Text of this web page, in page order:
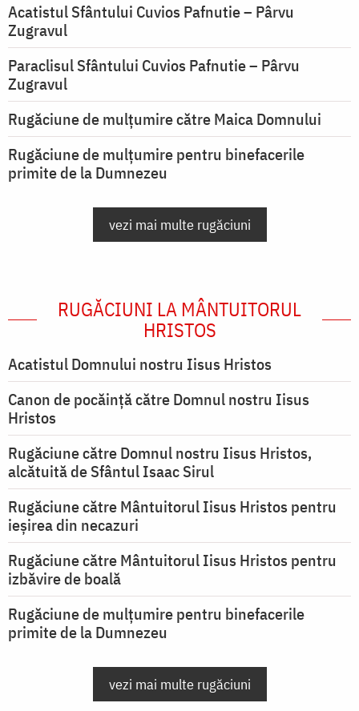
Acatistul Sfântului Cuvios Pafnutie – Pârvu
Zugravul
Paraclisul Sfântului Cuvios Pafnutie – Pârvu
Zugravul
Rugăciune de mulţumire către Maica Domnului
Rugăciune de mulțumire pentru binefacerile
primite de la Dumnezeu
vezi mai multe rugăciuni
RUGĂCIUNI LA MÂNTUITORUL
HRISTOS
Acatistul Domnului nostru Iisus Hristos
Canon de pocăință către Domnul nostru Iisus
Hristos
Rugăciune către Domnul nostru Iisus Hristos,
alcătuită de Sfântul Isaac Sirul
Rugăciune către Mântuitorul Iisus Hristos pentru
ieşirea din necazuri
Rugăciune către Mântuitorul Iisus Hristos pentru
izbăvire de boală
Rugăciune de mulțumire pentru binefacerile
primite de la Dumnezeu
vezi mai multe rugăciuni